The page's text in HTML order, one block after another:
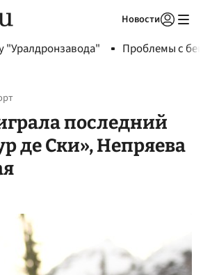
Новости
"Уралдронзавода" Проблемы с
последний
де Ски», Непряева